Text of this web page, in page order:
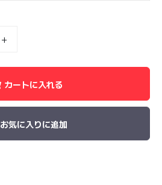
+
カートに入れる
お気に入りに追加